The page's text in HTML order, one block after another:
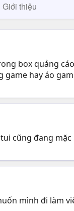
Giới thiệu
box quảng
hay áo
cũng đang
mình đi làm